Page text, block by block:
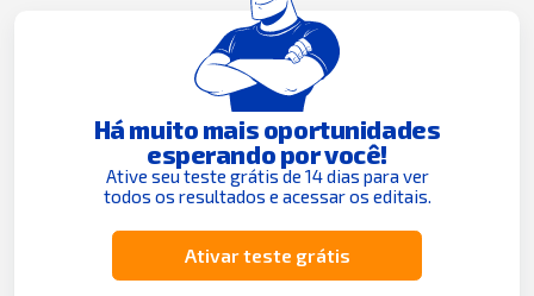
Há muito mais oportunidades
esperando por você!
Ative seu teste grátis de 14 dias para ver
todos os resultados e acessar os editais.
Ativar teste grátis